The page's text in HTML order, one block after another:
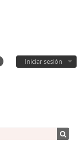
Iniciar sesión